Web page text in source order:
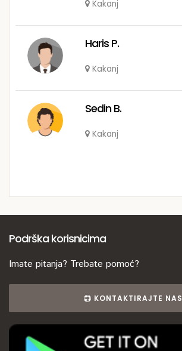
Kakanj
Haris P.
Kakanj
Sedin B.
Kakanj
Podrška korisnicima
Imate pitanja? Trebate pomoć?
KONTAKTIRAJTE NAS